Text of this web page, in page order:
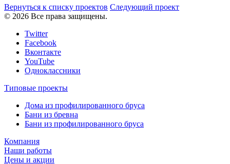
Вернуться к списку проектов Следующий проект
© 2026 Все права защищены.
Twitter
Facebook
Вконтакте
YouTube
Одноклассники
Типовые проекты
Дома из профилированного бруса
Бани из бревна
Бани из профилированного бруса
Компания
Наши работы
Цены и акции